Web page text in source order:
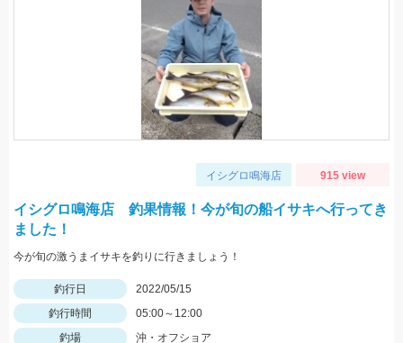
イシグロ鳴海店 915 view
イシグロ鳴海店 釣果情報！今が旬の船イサキへ行ってき
ました！
今が旬の激うまイサキを釣りに行きましょう！
釣行日
2022/05/15
釣行時間
05:00～12:00
釣場
沖・オフショア